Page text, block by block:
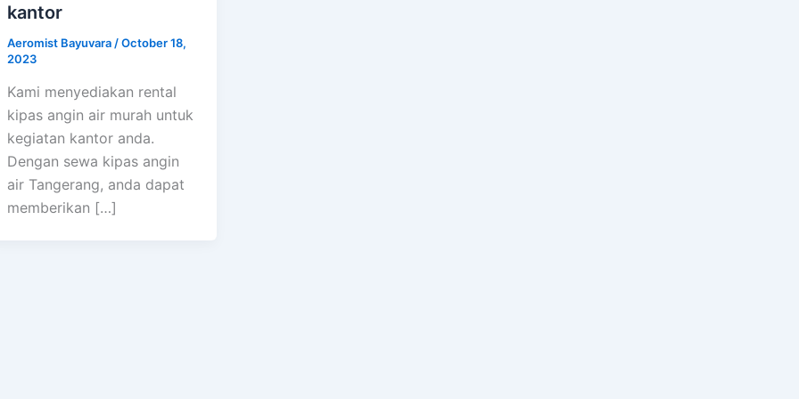
kantor
Aeromist Bayuvara /October 18,
2023
Kami menyediakan rental
kipas angin air murah untuk
kegiatan kantor anda.
Dengan sewa kipas angin
air Tangerang, anda dapat
memberikan […]